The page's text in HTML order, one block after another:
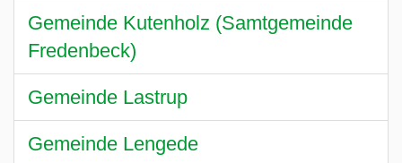
Gemeinde Kutenholz (Samtgemeinde
Fredenbeck)
Gemeinde Lastrup
Gemeinde Lengede